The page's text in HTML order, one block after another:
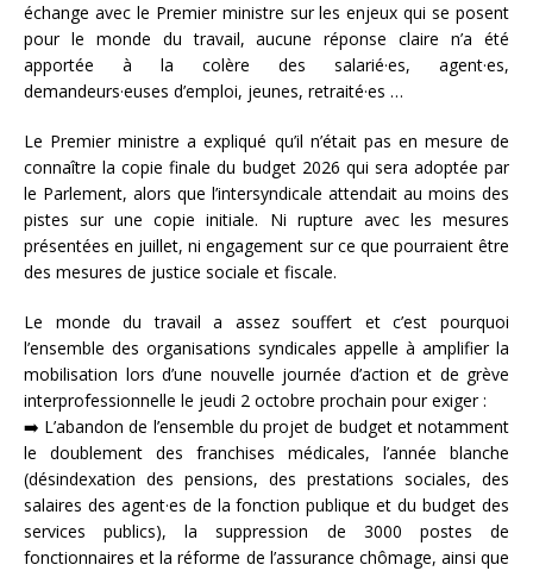
échange avec le Premier ministre sur les enjeux qui se posent
pour le monde du travail, aucune réponse claire n’a été
apportée à la colère des salarié·es, agent·es,
demandeurs·euses d’emploi, jeunes, retraité·es …
Le Premier ministre a expliqué qu’il n’était pas en mesure de
connaître la copie finale du budget 2026 qui sera adoptée par
le Parlement, alors que l’intersyndicale attendait au moins des
pistes sur une copie initiale. Ni rupture avec les mesures
présentées en juillet, ni engagement sur ce que pourraient être
des mesures de justice sociale et fiscale.
Le monde du travail a assez souffert et c’est pourquoi
l’ensemble des organisations syndicales appelle à amplifier la
mobilisation lors d’une nouvelle journée d’action et de grève
interprofessionnelle le jeudi 2 octobre prochain pour exiger :
➡️ L’abandon de l’ensemble du projet de budget et notamment
le doublement des franchises médicales, l’année blanche
(désindexation des pensions, des prestations sociales, des
salaires des agent·es de la fonction publique et du budget des
services publics), la suppression de 3000 postes de
fonctionnaires et la réforme de l’assurance chômage, ainsi que